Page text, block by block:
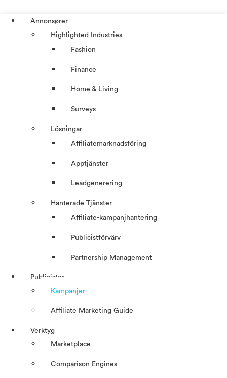
Annonsører
Highlighted Industries
Fashion
Finance
Home & Living
Surveys
Lösningar
Affiliatemarknadsföring
Apptjänster
Leadgenerering
Hanterade Tjänster
Affiliate-kampanjhantering
Publicistförvärv
Partnership Management
Publicister
Kampanjer
Affiliate Marketing Guide
Verktyg
Marketplace
Comparison Engines